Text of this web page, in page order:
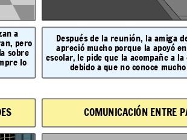
COMUNICACIÓN ENTRE
a
pero
sobre
lo
Después de la reunión, la amiga
apreció mucho porque la apoyó
escolar, le pide que la acompañe a
debido a que no conoce